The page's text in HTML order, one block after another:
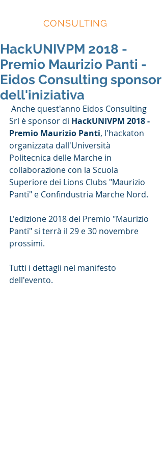
CONSULTING
HackUNIVPM 2018 -
Premio Maurizio Panti -
Eidos Consulting sponsor
dell'iniziativa
Srl è sponsor di HackUNIVPM 2018 -
Premio Maurizio Panti, l'hackaton
organizzata dall'Università
Politecnica delle Marche in
collaborazione con la Scuola
Superiore dei Lions Clubs "Maurizio
Panti" e Confindustria Marche Nord.
L'edizione 2018 del Premio "Maurizio
Panti" si terrà il 29 e 30 novembre
prossimi.
Tutti i dettagli nel manifesto
dell'evento.